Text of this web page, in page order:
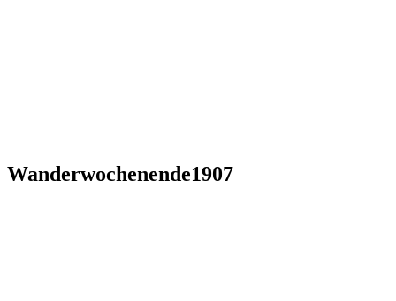
Wanderwochenende1907